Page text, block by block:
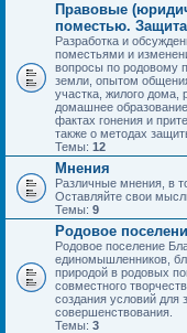
Правовые
поместью.
Разработка и
поместьями и
вопросы по родовому
земли, опытом
участка, жилого дома,
домашнее
фактах гонения и
также о методах
Темы: 12
Мнения
Различные мнения, в
Оставляйте свои
Темы: 9
Родовое
Родовое поселение
единомышленников,
природой в родовых
совместного
создания условий для
совершенствования.
Темы: 3